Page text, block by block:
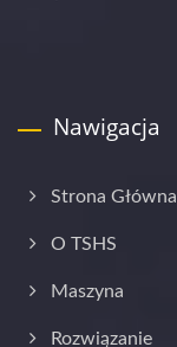
Nawigacja
Strona Główna
O TSHS
Maszyna
Rozwiązanie